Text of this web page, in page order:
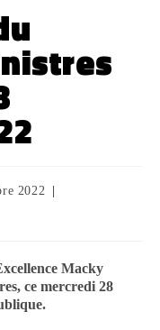
2022
Macky
ce mercredi 28